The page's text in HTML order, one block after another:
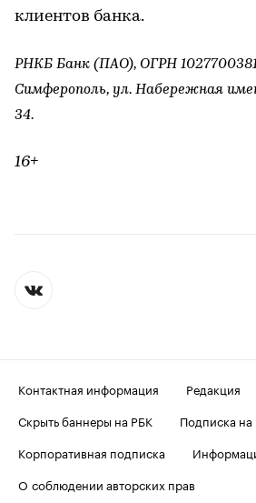
клиентов банка.
РНКБ Банк (ПАО), ОГРН
Симферополь, ул. Набережная
34.
16+
Контактная информация
Редакция
Скрыть баннеры на РБК
Подписка
Корпоративная подписка
О соблюдении авторских прав